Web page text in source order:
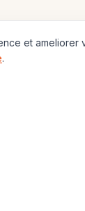
et ameliorer
.